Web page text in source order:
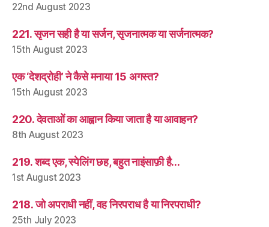
22nd August 2023
221. सृजन सही है या सर्जन, सृजनात्मक या सर्जनात्मक?
15th August 2023
एक ‘देशद्रोही’ ने कैसे मनाया 15 अगस्त?
15th August 2023
220. देवताओं का आह्वान किया जाता है या आवाहन?
8th August 2023
219. शब्द एक, स्पेलिंग छह, बहुत नाइंसाफ़ी है…
1st August 2023
218. जो अपराधी नहीं, वह निरपराध है या निरपराधी?
25th July 2023